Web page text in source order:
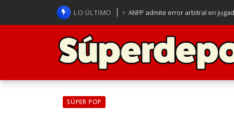
LO ÚLTIMO ANFP admite error arbitral en
La U se aferra a la esperanza de
Brasil anuncia a Carlo Ancelotti
SÚPER POP